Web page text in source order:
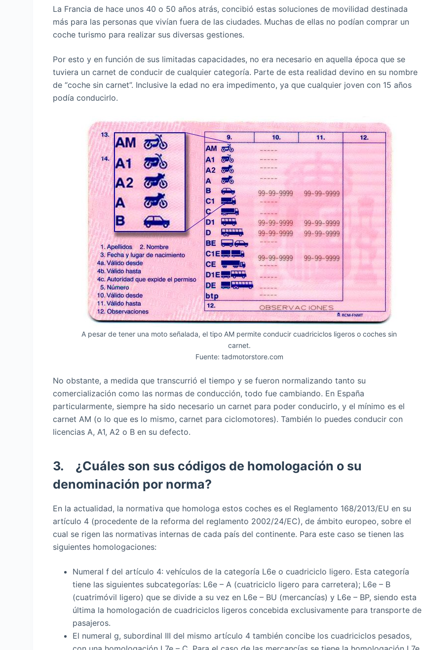
La Francia de hace unos 40 o 50 años atrás, concibió estas soluciones de movilidad destinada
más para las personas que vivían fuera de las ciudades. Muchas de ellas no podían comprar un
coche turismo para realizar sus diversas gestiones.
Por esto y en función de sus limitadas capacidades, no era necesario en aquella época que se
tuviera un carnet de conducir de cualquier categoría. Parte de esta realidad devino en su nombre
de “coche sin carnet”. Inclusive la edad no era impedimento, ya que cualquier joven con 15 años
podía conducirlo.
A pesar de tener una moto señalada, el tipo AM permite conducir cuadriciclos ligeros o coches sin
carnet.
Fuente: tadmotorstore.com
No obstante, a medida que transcurrió el tiempo y se fueron normalizando tanto su
comercialización como las normas de conducción, todo fue cambiando. En España
particularmente, siempre ha sido necesario un carnet para poder conducirlo, y el mínimo es el
carnet AM (o lo que es lo mismo, carnet para ciclomotores). También lo puedes conducir con
licencias A, A1, A2 o B en su defecto.
3. ¿Cuáles son sus códigos de homologación o su
denominación por norma?
En la actualidad, la normativa que homologa estos coches es el Reglamento 168/2013/EU en su
artículo 4 (procedente de la reforma del reglamento 2002/24/EC), de ámbito europeo, sobre el
cual se rigen las normativas internas de cada país del continente. Para este caso se tienen las
siguientes homologaciones:
Numeral f del artículo 4: vehículos de la categoría L6e o cuadriciclo ligero. Esta categoría
tiene las siguientes subcategorías: L6e – A (cuatriciclo ligero para carretera); L6e – B
(cuatrimóvil ligero) que se divide a su vez en L6e – BU (mercancías) y L6e – BP, siendo esta
última la homologación de cuadriciclos ligeros concebida exclusivamente para transporte de
pasajeros.
El numeral g, subordinal III del mismo artículo 4 también concibe los cuadriciclos pesados,